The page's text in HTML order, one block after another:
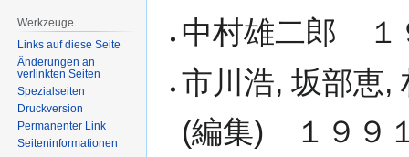
中村雄二郎 １
市川浩, 坂部恵,
(編集) １９９
Werkzeuge
Links auf diese Seite
Änderungen an
verlinkten Seiten
Spezialseiten
Druckversion
Permanenter Link
Seiten­informationen